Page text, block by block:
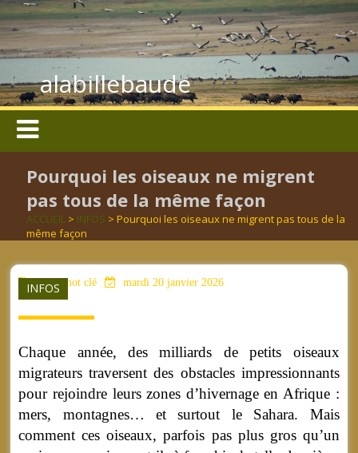
alabillebaude
Pourquoi les oiseaux ne migrent
pas tous de la même façon
ACCUEIL > INFOS > Pourquoi les oiseaux ne migrent pas tous de la
même façon
INFOS
aucun mot clé mardi 20 janvier 2026
Chaque année, des milliards de petits oiseaux
migrateurs traversent des obstacles impressionnants
pour rejoindre leurs zones d’hivernage en Afrique :
mers, montagnes… et surtout le Sahara. Mais
comment ces oiseaux, parfois pas plus gros qu’un